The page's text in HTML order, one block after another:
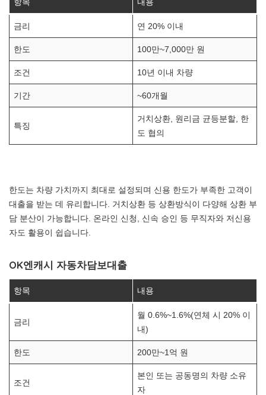
금리 연 20% 이내
한도 100만~7,000만 원
조건 10년 이내 차량
기간 ~60개월
특징
거치상환, 원리금 균등분할, 한
도 협의
한도는 차량 가치까지 최대로 설정되며 신용 한도가 부족한 고객이
대출을 받는 데 유리합니다. 거치상환 등 상환방식이 다양해 상환 부
담 분산이 가능합니다. 온라인 신청, 신속 승인 등 무직자와 저신용
자도 활용이 쉽습니다.
OK엔캐시 자동차담보대출
항목 내용
금리
월 0.6%~1.6%(연체 시 20% 이
내)
한도 200만~1억 원
조건
본인 또는 공동명의 차량 소유
자